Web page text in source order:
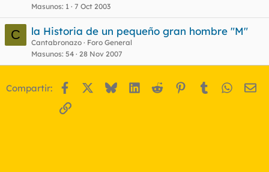
Masunos 1 7 Oct 2003
C la Historia de un pequeño gran hombre "M"
Cantabronazo
Foro General
Masunos 54 28 Nov 2007
Compartir: Facebook BlueskyLinkedIn
Reddit Pinterest
Tumblr
Enlace